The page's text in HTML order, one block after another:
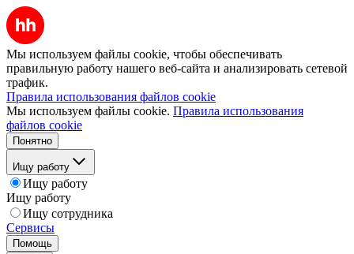
Мы используем файлы cookie, чтобы обеспечивать
правильную работу нашего веб-сайта и анализировать сетевой
трафик.
Правила использования файлов cookie
Мы используем файлы cookie. Правила использования
файлов cookie
Понятно
Ищу работу
Ищу работу
Ищу работу
Ищу сотрудника
Сервисы
Помощь